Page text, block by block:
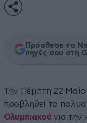
Πρόσθεσε το
πηγές σου στη
Την Πέμπτη 22
προβληθεί το
Ολυμπιακού για